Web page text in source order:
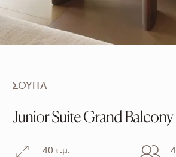
ΣΟΥΊΤΑ
Junior Suite Grand Balcony
40 τ.μ. 4